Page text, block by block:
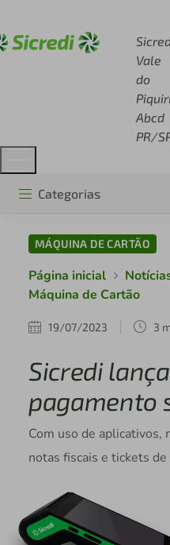
Vale
do
Abcd
PR/
Categorias
MÁQUINA DE CARTÃO
Página inicial
Máquina de Cartão
19/07/2023 3
Sicredi
pagamento
Com uso de aplicativos,
notas fiscais e tickets